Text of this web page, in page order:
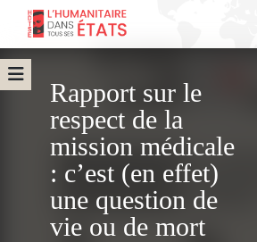
Rapport sur le
respect de la
mission médicale
: c’est (en effet)
une question de
vie ou de mort